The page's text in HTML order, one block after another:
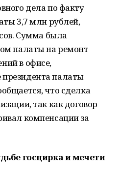
дела по факту
3,7 млн рублей,
Сумма была
палаты на ремонт
в офисе,
палаты
что сделка
так как договор
компенсации за
госцирка и мечети